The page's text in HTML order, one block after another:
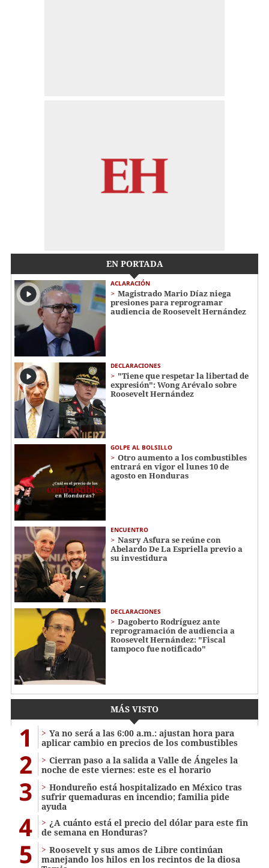
EN PORTADA
ACLARACIÓN
Magistrado Mario Díaz niega
presiones para reprogramar
audiencia de Roosevelt Hernández
DECLARACIONES
"Tiene que respetar la libertad de
expresión": Wong Arévalo sobre
Roosevelt Hernández
GOLPE AL BOLSILLO
Otro aumento a los combustibles
entrará en vigor el lunes 10 de
agosto en Honduras
ENCUENTRO
Nasry Asfura se reúne con
Abelardo De La Espriella previo a
su investidura
DECLARACIONES
Dagoberto Rodríguez ante
reprogramación de audiencia a
Roosevelt Hernández: "Fiscal
tampoco fue notificado"
MÁS VISTO
1
Ya no será a las 6:00 a.m.: ajustan hora para
aplicar cambio en precios de los combustibles
2
Cierran paso a la salida a Valle de Ángeles la
noche de este viernes: este es el horario
3
Hondureño está hospitalizado en México tras
sufrir quemaduras en incendio; familia pide
ayuda
4
¿A cuánto está el precio del dólar para este fin
de semana en Honduras?
5
Roosevelt y sus amos de Libre continúan
manejando los hilos en los recintos de la diosa